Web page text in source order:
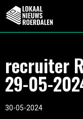
recruiter
29-05-
30-05-2024